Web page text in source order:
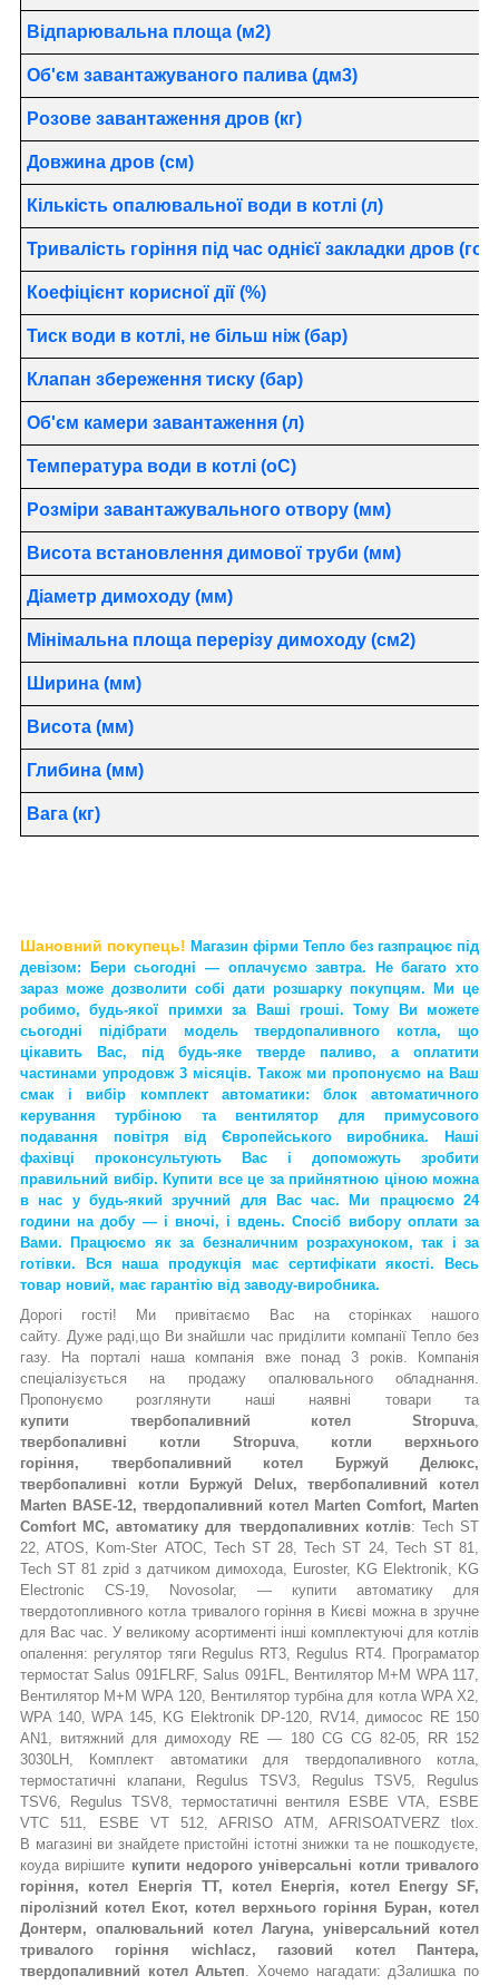
Відпарювальна площа (м2)
Об'єм завантажуваного палива (дм3)
Розове завантаження дров (кг)
Довжина дров (см)
Кількість опалювальної води в котлі (л)
Тривалість горіння під час однієї закладки дров
Коефіцієнт корисної дії (%)
Тиск води в котлі, не більш ніж (бар)
Клапан збереження тиску (бар)
Об'єм камери завантаження (л)
Температура води в котлі (oC)
Розміри завантажувального отвору (мм)
Висота встановлення димової труби (мм)
Діаметр димоходу (мм)
Мінімальна площа перерізу димоходу (см2)
Ширина (мм)
Висота (мм)
Глибина (мм)
Вага (кг)
Шановний покупець! Магазин фірми Тепло без газпрацює під
девізом: Бери сьогодні — оплачуємо завтра. Не багато хто
зараз може дозволити собі дати розшарку покупцям. Ми це
робимо, будь-якої примхи за Ваші гроші. Тому Ви можете
сьогодні підібрати модель твердопаливного котла, що
цікавить Вас, під будь-яке тверде паливо, а оплатити
частинами упродовж 3 місяців. Також ми пропонуємо на Ваш
смак і вибір комплект автоматики: блок автоматичного
керування турбіною та вентилятор для примусового
подавання повітря від Європейського виробника. Наші
фахівці проконсультують Вас і допоможуть зробити
правильний вибір. Купити все це за прийнятною ціноюможна
в нас у будь-який зручний для Вас час. Ми працюємо 24
години на добу — і вночі, і вдень. Спосіб вибору оплати за
Вами. Працюємо як за безналичним розрахуноком, так і за
готівки. Вся наша продукція має сертифікати якості. Весь
товар новий, має гарантію від заводу-виробника.
Дорогі гості! Ми привітаємо Вас на сторінках нашого
сайту. Дуже раді,що Визнайшли час приділити компанії Тепло без
газу. На порталі наша компанія вже понад 3 років. Компанія
спеціалізується на продажу опалювального обладнання.
Пропонуємо розглянути наші наявні товари та
купити
твербопаливний котелStropuva,
твербопаливні котли Stropuva, котли верхнього
горіння,
твербопаливний котел
Буржуй Делюкс,
твербопаливні котли Буржуй Delux,твербопаливний котел
Мarten BASE-12, твердопаливний котел Мarten Comfort, Marten
Comfort MC, автоматику для твердопаливних котлів: Tech ST
22, ATOS, Kom-Ster АТОС, Tech ST 28, Tech ST 24, Tech ST 81,
Tech ST 81 zpid з датчиком димохода, Euroster, KG Elektronik, KG
Electronic CS-19, Novosolar, — купити автоматику для
твердотопливного котла тривалого горіння в Києві можна в зручне
для Вас час. У великому асортименті інші комплектуючі для котлів
опалення: регулятор тяги Regulus RT3, Regulus RT4. Програматор
термостат Salus 091FLRF, Salus 091FL, Вентилятор М+М WPA 117,
Вентилятор М+М WPA 120, Вентилятор турбіна для котла WPA X2,
WPA 140, WPA 145, KG Elektronik DP-120, RV14, димосос RE 150
AN1, витяжний для димоходу RE — 180 CG CG 82-05, RR 152
3030LH, Комплект автоматики для твердопаливного котла,
термостатичні клапани, Regulus TSV3, Regulus TSV5, Regulus
TSV6, Regulus TSV8, термостатичні вентиля ESBE VTA, ESBE
VTC 511, ESBE VT 512, AFRISO ATM, AFRISOATVERZ tlox.
В магазині ви знайдете пристойні істотні знижки та не пошкодуєте,
коуда вирішите купити недорого універсальні котли тривалого
горіння,
котел Енергія ТТ, котел Енергія, котел Energy SF,
піролізний котел Екот, котел верхнього горіння Буран, котел
Донтерм, опалювальний котел Лагуна, універсальний котел
тривалого горіння wichlacz, газовий котел Пантера,
твердопаливний котел Альтеп. Хочемо нагадати: дЗалишка по